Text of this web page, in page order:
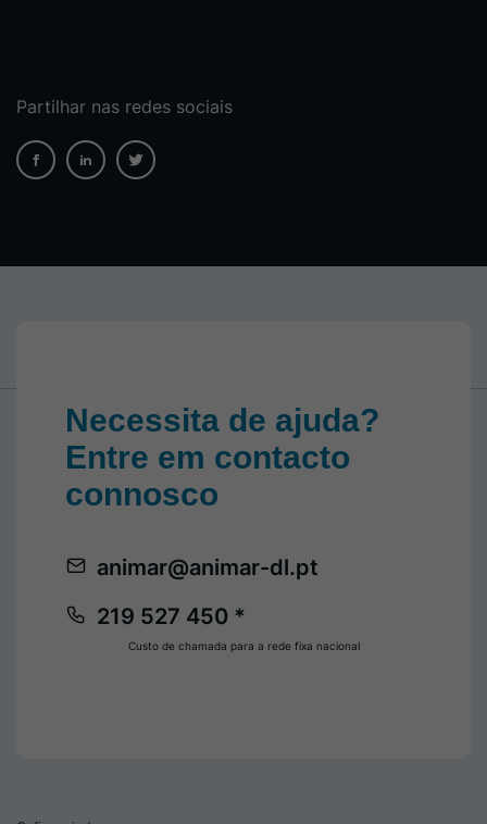
Partilhar nas redes sociais
Necessita de ajuda?
Entre em contacto
connosco
219 527 450 *
animar@animar-dl.pt
Custo de chamada para a rede fixa nacional